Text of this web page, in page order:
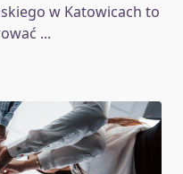
w Katowicach to
...